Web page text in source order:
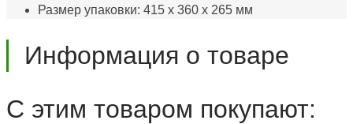
Размер упаковки: 415 х 360 х 265 мм
Информация о товаре
С этим товаром покупают: